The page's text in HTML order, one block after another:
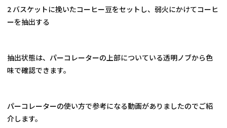
2 バスケットに挽いたコーヒー豆をセットし、弱火にかけてコーヒ
ーを抽出する
抽出状態は、パーコレーターの上部についている透明ノブから色
味で確認できます。
パーコレーターの使い方で参考になる動画がありましたのでご紹
介します。